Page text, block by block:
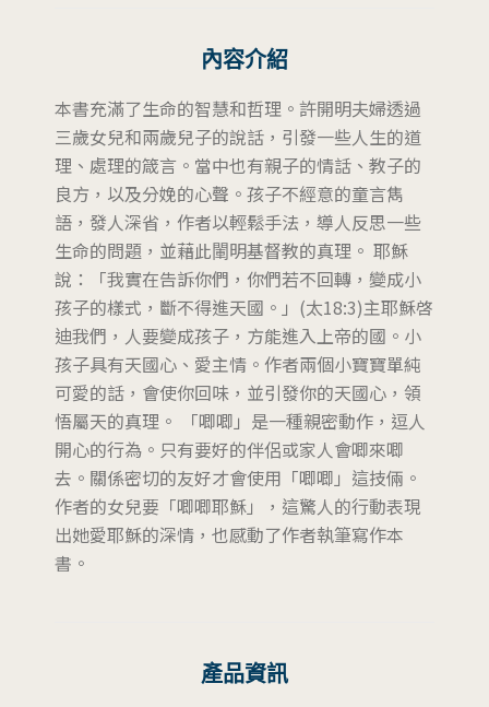
內容介紹
本書充滿了生命的智慧和哲理。許開明夫婦透過
三歲女兒和兩歲兒子的說話，引發一些人生的道
理、處理的箴言。當中也有親子的情話、教子的
良方，以及分娩的心聲。孩子不經意的童言雋
語，發人深省，作者以輕鬆手法，導人反思一些
生命的問題，並藉此閳明基督教的真理。 耶穌
說：「我實在告訴你們，你們若不回轉，變成小
孩子的樣式，斷不得進天國。」(太18:3)主耶穌啓
迪我們，人要變成孩子，方能進入上帝的國。小
孩子具有天國心、愛主情。作者兩個小寶寶單純
可愛的話，會使你回味，並引發你的天國心，領
悟屬天的真理。 「唧唧」是一種親密動作，逗人
開心的行為。只有要好的伴侶或家人會唧來唧
去。關係密切的友好才會使用「唧唧」這技倆。
作者的女兒要「唧唧耶穌」，這驚人的行動表現
出她愛耶穌的深情，也感動了作者執筆寫作本
書。
產品資訊